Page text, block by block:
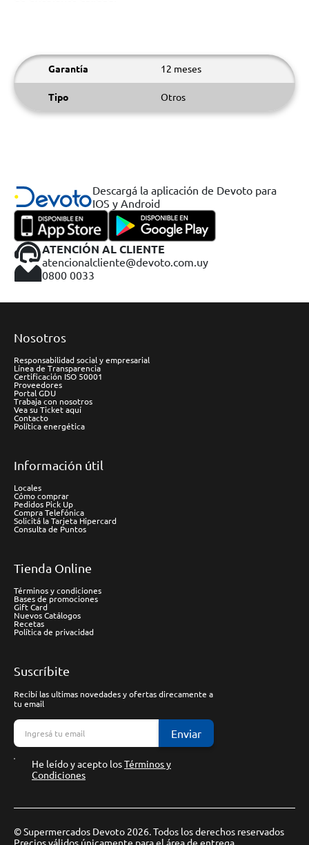
Garantía 12 meses
Tipo Otros
Descargá la aplicación de Devoto para
IOS y Android
ATENCIÓN AL CLIENTE
atencionalcliente@devoto.com.uy
0800 0033
Nosotros
Responsabilidad social y empresarial
Línea de Transparencia
Certificación ISO 50001
Proveedores
Portal GDU
Trabaja con nosotros
Vea su Ticket aquí
Contacto
Política energética
Información útil
Locales
Cómo comprar
Pedidos Pick Up
Compra Telefónica
Solicitá la Tarjeta Hipercard
Consulta de Puntos
Tienda Online
Términos y condiciones
Bases de promociones
Gift Card
Nuevos Catálogos
Recetas
Política de privacidad
Suscríbite
Recibí las ultimas novedades y ofertas direcamente a
tu email
Enviar
He leído y acepto losTérminos y
Condiciones
© Supermercados Devoto 2026. Todos los derechos reservados
Precios válidos únicamente para el área de entrega.